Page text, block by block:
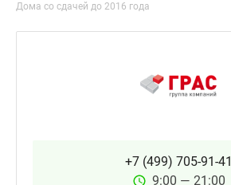
Дома со сдачей до 2016 года
+7 (499) 705-91-41
9:00 — 21:00